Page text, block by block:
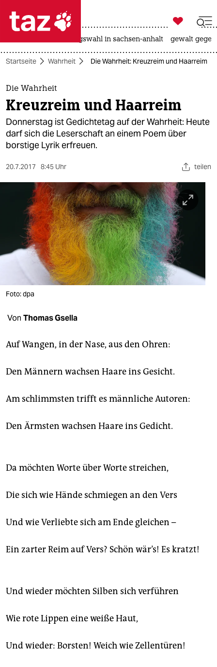
 taz zahl ich
taz zahl ich
themen
politik
öko
gesellschaft
sport
berlin
nord
wahrheit
verlag
veranstaltungen
shop
abo

taz zahl ich
landtagswahl in sachsen-anhalt gewalt
Startseite Wahrheit Die Wahrheit: Kreuzreim und Haarreim
Die Wahrheit
Kreuzreim und Haarreim
Donnerstag ist Gedichtetag auf der Wahrheit: Heute
darf sich die Leserschaft an einem Poem über
borstige Lyrik erfreuen.
20.7.2017 8:45 Uhr teilen
Foto: dpa
Von Thomas Gsella
Auf Wangen, in der Nase, aus den Ohren:
Den Männern wachsen Haare ins Gesicht.
Am schlimmsten trifft es männliche Autoren:
Den Ärmsten wachsen Haare ins Gedicht.
Da möchten Worte über Worte streichen,
Die sich wie Hände schmiegen an den Vers
Und wie Verliebte sich am Ende gleichen –
Ein zarter Reim auf Vers? Schön wär’s! Es kratzt!
Und wieder möchten Silben sich verführen
Wie rote Lippen eine weiße Haut,
Und wieder: Borsten! Weich wie Zellentüren!